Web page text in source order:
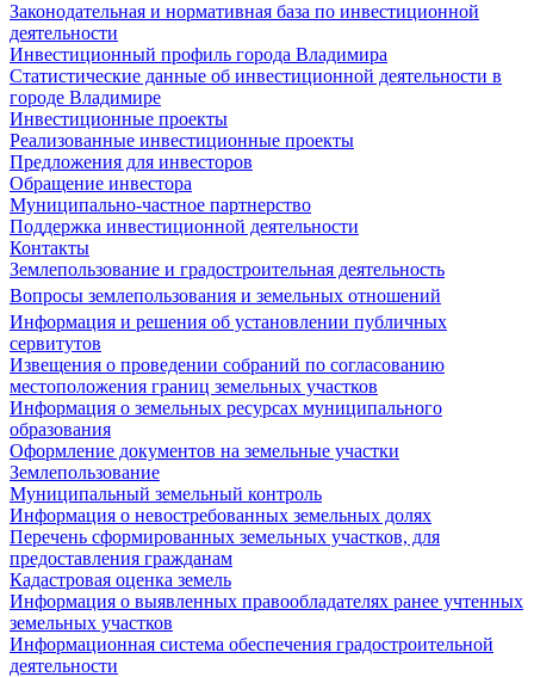
Законодательная и нормативная база по инвестиционной
деятельности
Инвестиционный профиль города Владимира
Статистические данные об инвестиционной деятельности в
городе Владимире
Инвестиционные проекты
Реализованные инвестиционные проекты
Предложения для инвесторов
Обращение инвестора
Муниципально-частное партнерство
Поддержка инвестиционной деятельности
Контакты
Землепользование и градостроительная деятельность
Вопросы землепользования и земельных отношений
Информация и решения об установлении публичных
сервитутов
Извещения о проведении собраний по согласованию
местоположения границ земельных участков
Информация о земельных ресурсах муниципального
образования
Оформление документов на земельные участки
Землепользование
Муниципальный земельный контроль
Информация о невостребованных земельных долях
Перечень сформированных земельных участков, для
предоставления гражданам
Кадастровая оценка земель
Информация о выявленных правообладателях ранее учтенных
земельных участков
Информационная система обеспечения градостроительной
деятельности